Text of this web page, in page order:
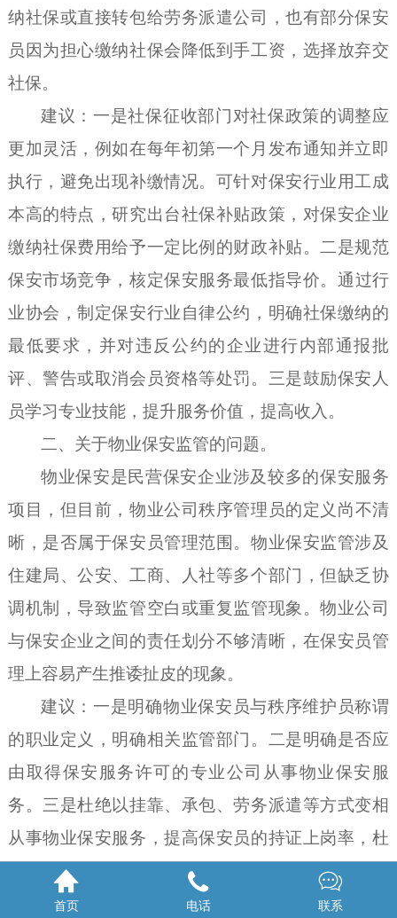
纳社保或直接转包给劳务派遣公司 ，也有部分保安
员因为担心缴纳社保会降低到手工资，选择放弃交
社保。
建议 ： 一是社保征收部门对社保政策的调整应
更加灵活，例如在每年初第一个月发布通知并立即
执行，避免出现补缴情况。可针对保安行业用工成
本高的特点，研究出台社保补贴政策，对保安企业
缴纳社保费用给予一定比例的财政补贴。 二是规范
保安市场竞争，核定保安服务最低指导价。通过行
业协会，制定保安行业自律公约，明确社保缴纳的
最低要求，并对违反公约的企业进行内部通报批
评、警告或取消会员资格等处罚。 三是鼓励保安 人
员学习专业技能，提升服务价值，提高收入。
二、 关于物业保安监管的问题。
物业保安是民营保安企业涉及较多的保安服务
项目， 但目前 ， 物业公司秩序管理员的定义 尚不清
晰，是否属于保安员管理范围。物业保安监管涉及
住建局、公安、工商、人社等多个部门，但缺乏协
调机制，导致监管空白或重复监管现象。物业公司
与保安企业之间的责任划分不够清晰，在保安员管
理上容易产生推诿扯皮的现象。
建议 ： 一是明确物业保安员与秩序维护员称谓
的职业定义 ， 明确相关监管部门 。 二是明确是否应
由取得保安服务许可的专业公司从事物业保安服
务。 三是杜绝以挂靠、承包、劳务派遣等方式变相
从事物业保安服务，提高保安员的持证上岗率，杜
绝超龄人员上岗。
安徽中天保安服务集团有限公司董事长张传

首页

电话

联系